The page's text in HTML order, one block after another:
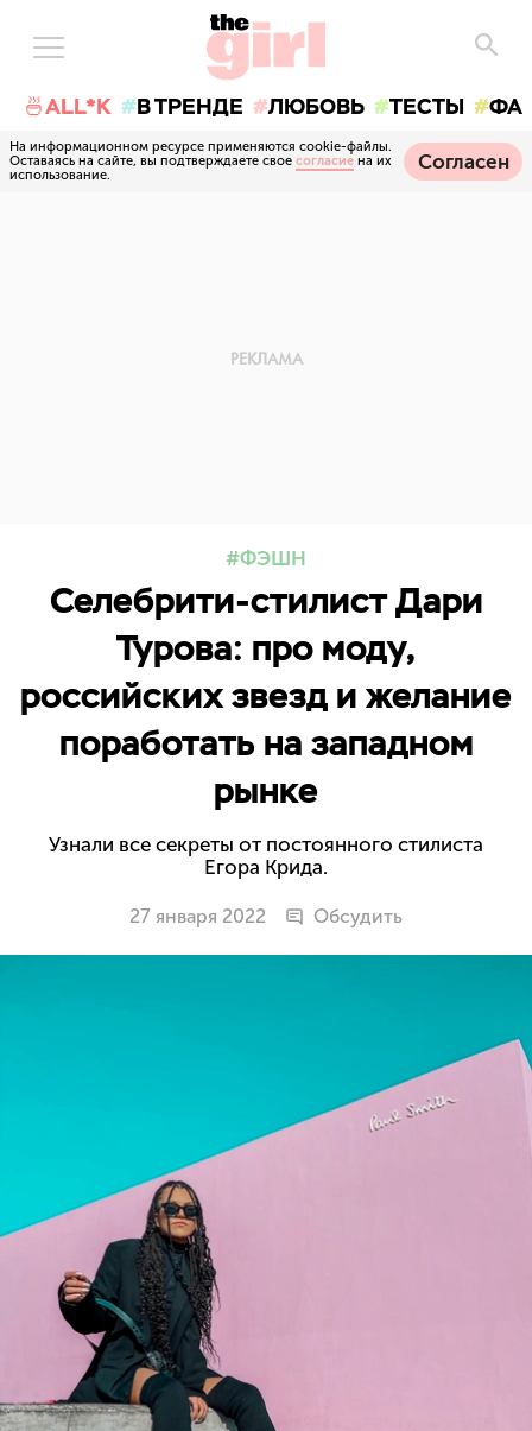
🍜ALL*K В ТРЕНДЕ ЛЮБОВЬ ТЕСТЫ
На информационном ресурсе применяются cookie-файлы.
Оставаясь на сайте, вы подтверждаете свое согласие на их
использование.
Согласен
ФЭШН
Селебрити-стилист Дари
Турова: про моду,
российских звезд и желание
поработать на западном
рынке
Узнали все секреты от постоянного стилиста
Егора Крида.
27 января 2022 Обсудить